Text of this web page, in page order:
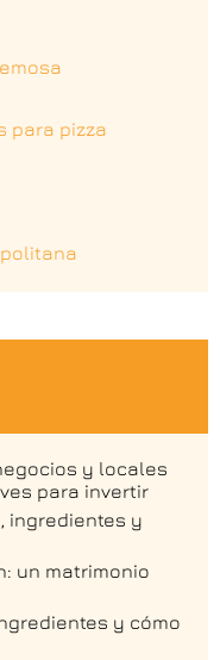
para pizza
y locales
para invertir
ingredientes y
un matrimonio
y cómo